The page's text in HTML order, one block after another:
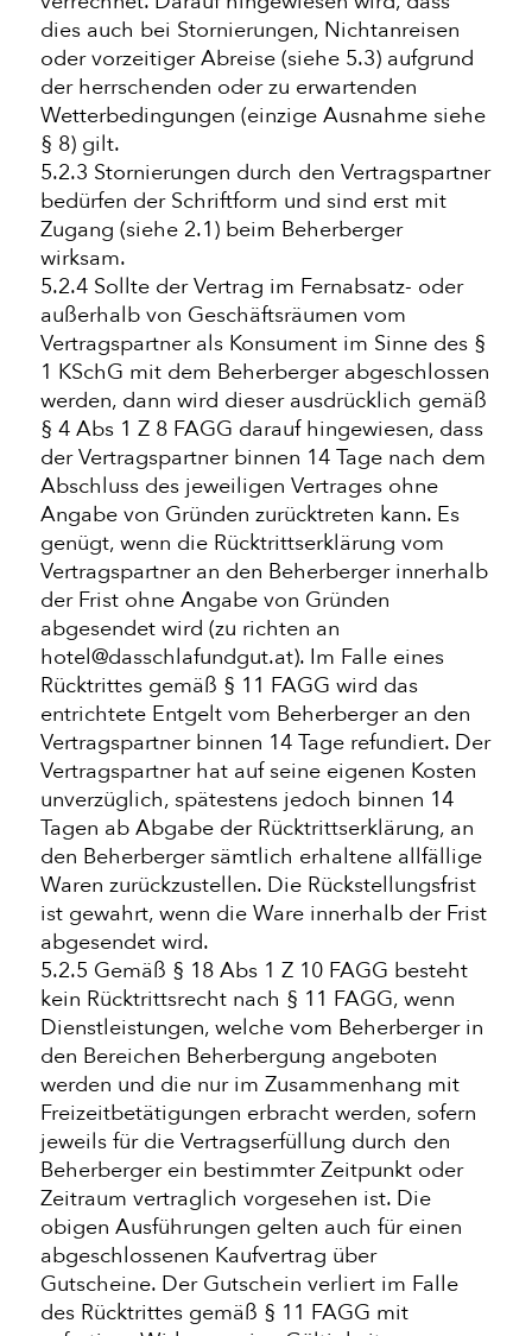
dies auch bei Stornierungen, Nichtanreisen
oder vorzeitiger Abreise (siehe 5.3) aufgrund
der herrschenden oder zu erwartenden
Wetterbedingungen (einzige Ausnahme siehe
§ 8) gilt.
5.2.3 Stornierungen durch den Vertragspartner
bedürfen der Schriftform und sind erst mit
Zugang (siehe 2.1) beim Beherberger
wirksam.
5.2.4 Sollte der Vertrag im Fernabsatz- oder
außerhalb von Geschäftsräumen vom
Vertragspartner als Konsument im Sinne des §
1 KSchG mit dem Beherberger abgeschlossen
werden, dann wird dieser ausdrücklich gemäß
§ 4 Abs 1 Z 8 FAGG darauf hingewiesen, dass
der Vertragspartner binnen 14 Tage nach dem
Abschluss des jeweiligen Vertrages ohne
Angabe von Gründen zurücktreten kann. Es
genügt, wenn die Rücktrittserklärung vom
Vertragspartner an den Beherberger innerhalb
der Frist ohne Angabe von Gründen
abgesendet wird (zu richten an
hotel@dasschlafundgut.at). Im Falle eines
Rücktrittes gemäß § 11 FAGG wird das
entrichtete Entgelt vom Beherberger an den
Vertragspartner binnen 14 Tage refundiert. Der
Vertragspartner hat auf seine eigenen Kosten
unverzüglich, spätestens jedoch binnen 14
Tagen ab Abgabe der Rücktrittserklärung, an
den Beherberger sämtlich erhaltene allfällige
Waren zurückzustellen. Die Rückstellungsfrist
ist gewahrt, wenn die Ware innerhalb der Frist
abgesendet wird.
5.2.5 Gemäß § 18 Abs 1 Z 10 FAGG besteht
kein Rücktrittsrecht nach § 11 FAGG, wenn
Dienstleistungen, welche vom Beherberger in
den Bereichen Beherbergung angeboten
werden und die nur im Zusammenhang mit
Freizeitbetätigungen erbracht werden, sofern
jeweils für die Vertragserfüllung durch den
Beherberger ein bestimmter Zeitpunkt oder
Zeitraum vertraglich vorgesehen ist. Die
obigen Ausführungen gelten auch für einen
abgeschlossenen Kaufvertrag über
Gutscheine. Der Gutschein verliert im Falle
des Rücktrittes gemäß § 11 FAGG mit